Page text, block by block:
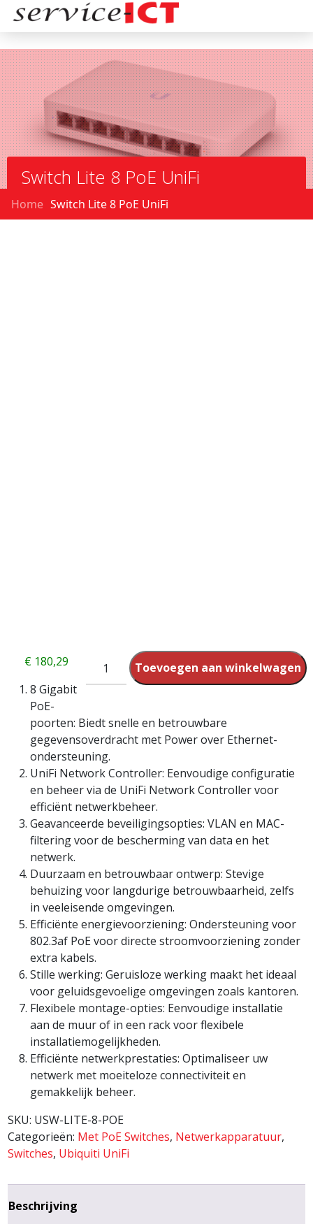
Switch Lite 8 PoE UniFi
Home Switch Lite 8 PoE UniFi
Toevoegen aan winkelwagen
€ 180,29
8 Gigabit
PoE-
poorten: Biedt snelle en betrouwbare
gegevensoverdracht met Power over Ethernet-
ondersteuning.
UniFi Network Controller: Eenvoudige configuratie
en beheer via de UniFi Network Controller voor
efficiënt netwerkbeheer.
Geavanceerde beveiligingsopties: VLAN en MAC-
filtering voor de bescherming van data en het
netwerk.
Duurzaam en betrouwbaar ontwerp: Stevige
behuizing voor langdurige betrouwbaarheid, zelfs
in veeleisende omgevingen.
Efficiënte energievoorziening: Ondersteuning voor
802.3af PoE voor directe stroomvoorziening zonder
extra kabels.
Stille werking: Geruisloze werking maakt het ideaal
voor geluidsgevoelige omgevingen zoals kantoren.
Flexibele montage-opties: Eenvoudige installatie
aan de muur of in een rack voor flexibele
installatiemogelijkheden.
Efficiënte netwerkprestaties: Optimaliseer uw
netwerk met moeiteloze connectiviteit en
gemakkelijk beheer.
SKU: USW-LITE-8-POE
Categorieën: Met PoE Switches, Netwerkapparatuur,
Switches, Ubiquiti UniFi
Beschrijving